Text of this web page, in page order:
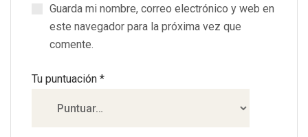
Guarda mi nombre, correo electrónico y web en
este navegador para la próxima vez que
comente.
Tu puntuación *